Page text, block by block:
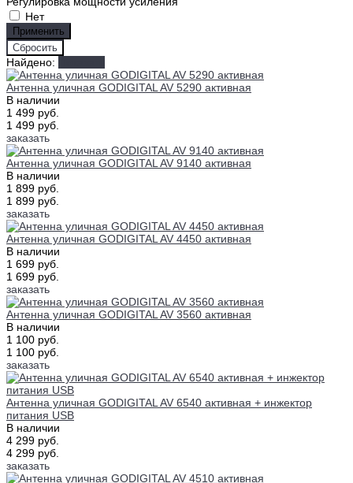
Нет
Найдено:
Антенна уличная GODIGITAL AV 5290 активная
В наличии
1 499 руб.
1 499 руб.
заказать
Антенна уличная GODIGITAL AV 9140 активная
В наличии
1 899 руб.
1 899 руб.
заказать
Антенна уличная GODIGITAL AV 4450 активная
В наличии
1 699 руб.
1 699 руб.
заказать
Антенна уличная GODIGITAL AV 3560 активная
В наличии
1 100 руб.
1 100 руб.
заказать
Антенна уличная GODIGITAL AV 6540 активная + инжектор
питания USB
В наличии
4 299 руб.
4 299 руб.
заказать